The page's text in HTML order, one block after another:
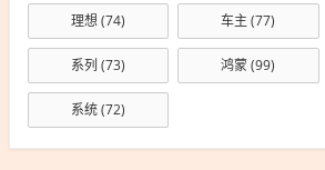
理想(74) 车主 (77)
系列 (73) 鸿蒙(99)
系统(72)